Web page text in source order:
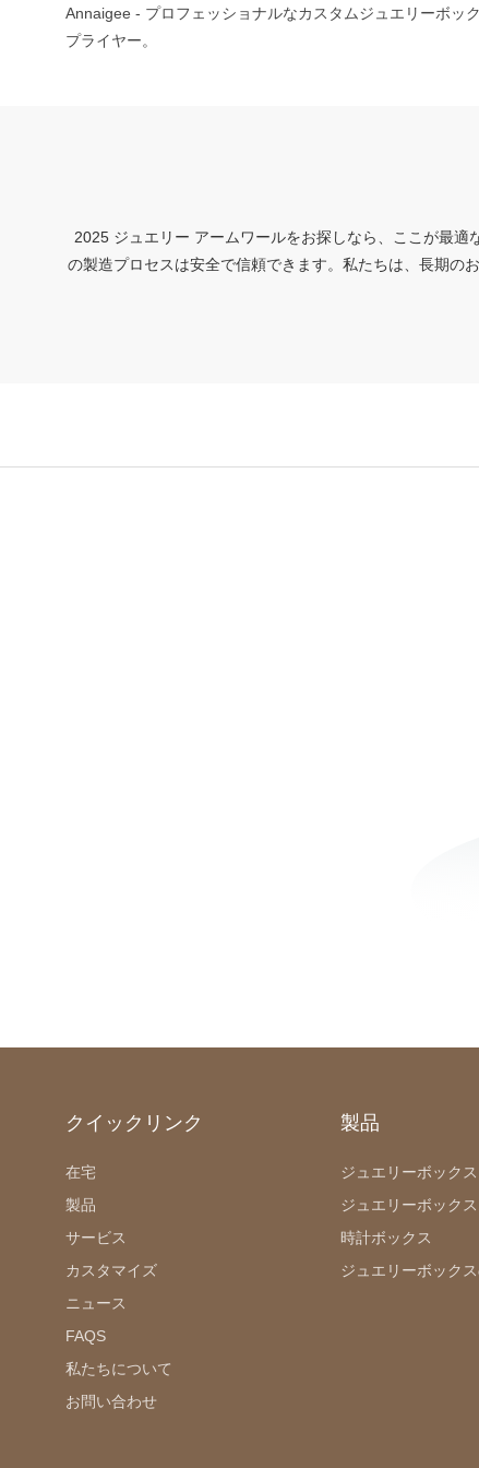
Annaigee - プロフェッショナルなカスタムジュエリーボッ
プライヤー。
2025 ジュエリー アームワールをお探しなら、ここが最
の製造プロセスは安全で信頼できます。私たちは、長期の
クイックリンク
在宅
製品
サービス
カスタマイズ
ニュース
FAQS
私たちについて
お問い合わせ
製品
ジュエリーボックス
ジュエリーボック
時計ボックス
ジュエリーボック